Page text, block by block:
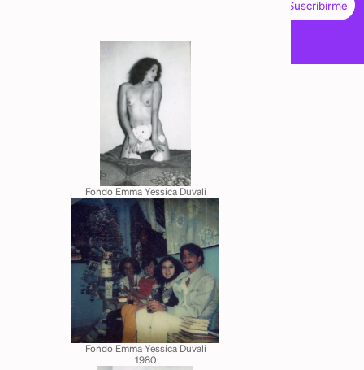
Fondo Emma Yessica Duvali
Fondo Emma Yessica Duvali
1980